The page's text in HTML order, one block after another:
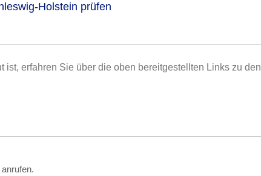
Holstein prüfen
erfahren Sie über die oben bereitgestellten Links zu den
anrufen.